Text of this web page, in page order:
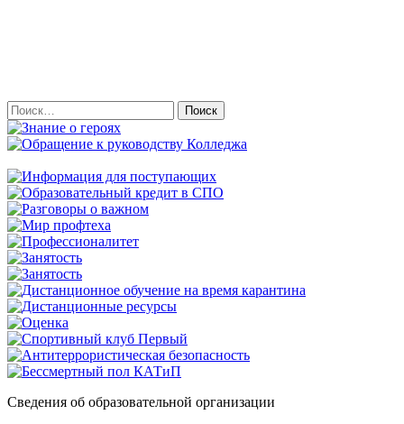
Найти:
Сведения об образовательной организации